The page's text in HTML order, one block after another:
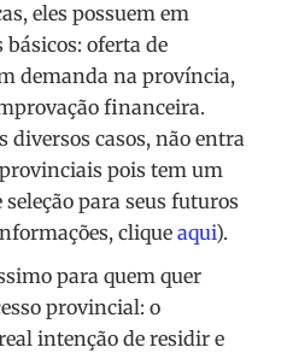
eles possuem em
oferta de
demanda na província,
financeira.
diversos casos, não entra
pois tem um
para seus futuros
clique aqui).
para quem quer
provincial: o
intenção de residir e